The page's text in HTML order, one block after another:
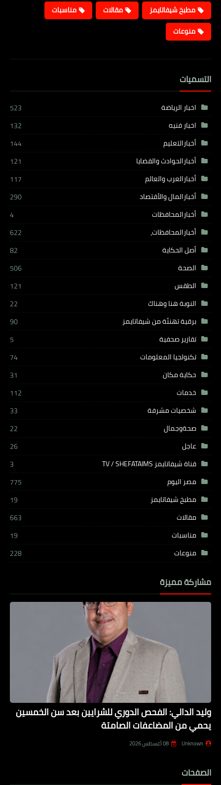
مطبخ شيفاتايمز
مقالات
مناسبات
منوعات
التسميات
اخبار الرياضة
523
اخبار فنيه
132
أخبارالتعليم
144
أخبارالحوادث والقضايا
121
أخبارالعرب والعالم
117
أخبارالمال والأقتصاد
290
أخبارالمحافظات
4
أخبارالمحافظات،
622
أصل الحكاية
82
الصحة
506
الطقس
121
النوبة هنا وهناك
22
برقية تهنئة من شيفاتايمز
90
تقارير صحفية
5
تكنولجيا المعلومات
74
حكاية مكان
31
خدمات
112
شخصيات مشرفة
33
صحةوجمال
22
عاجل
26
قناة شيفاتايمز TV / SHEFATAIMS
3
مصر اليوم
775
مطبخ شيفاتايمز
19
مقالات
663
مناسبات
19
منوعات
228
مشاركة مميزة
وليد الدالي: الفحص الدوري للشرايين بعد سن الخمسين
يحمي من المضاعفات الصامتة
Unknown 08 أغسطس 2026
الصفحات